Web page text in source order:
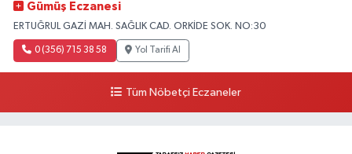
Gümüş Eczanesi
ERTUĞRUL GAZİ MAH. SAĞLIK CAD. ORKİDE SOK. NO:30
0 (356) 715 38 58 Yol Tarifi Al
Tüm Nöbetçi Eczaneler